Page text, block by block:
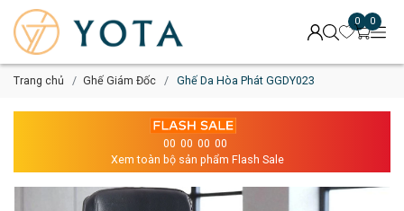
0 0
Trang chủ Ghế Giám Đốc Ghế Da Hòa Phát GGDY023
00 00 00 00
Xem toàn bộ sản phẩm Flash Sale